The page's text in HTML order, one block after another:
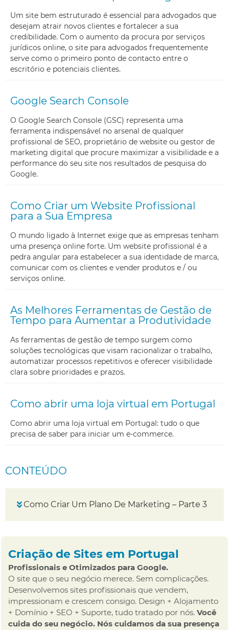
Um site bem estruturado é essencial para advogados que
desejam atrair novos clientes e fortalecer a sua
credibilidade. Com o aumento da procura por serviços
jurídicos online, o site para advogados frequentemente
serve como o primeiro ponto de contacto entre o
escritório e potenciais clientes.
Google Search Console
O Google Search Console (GSC) representa uma
ferramenta indispensável no arsenal de qualquer
profissional de SEO, proprietário de website ou gestor de
marketing digital que procure maximizar a visibilidade e a
performance do seu site nos resultados de pesquisa do
Google.
Como Criar um Website Profissional
para a Sua Empresa
O mundo ligado à Internet exige que as empresas tenham
uma presença online forte. Um website profissional é a
pedra angular para estabelecer a sua identidade de marca,
comunicar com os clientes e vender produtos e / ou
serviços online.
As Melhores Ferramentas de Gestão de
Tempo para Aumentar a Produtividade
As ferramentas de gestão de tempo surgem como
soluções tecnológicas que visam racionalizar o trabalho,
automatizar processos repetitivos e oferecer visibilidade
clara sobre prioridades e prazos.
Como abrir uma loja virtual em Portugal
Como abrir uma loja virtual em Portugal: tudo o que
precisa de saber para iniciar um e-commerce.
CONTEÚDO
Como Criar Um Plano De Marketing – Parte 3
Criação de Sites em Portugal
Profissionais e Otimizados para Google.
O site que o seu negócio merece. Sem complicações.
Desenvolvemos sites profissionais que vendem,
impressionam e crescem consigo. Design + Alojamento
+ Domínio + SEO + Suporte, tudo tratado por nós. Você
cuida do seu negócio. Nós cuidamos da sua presença